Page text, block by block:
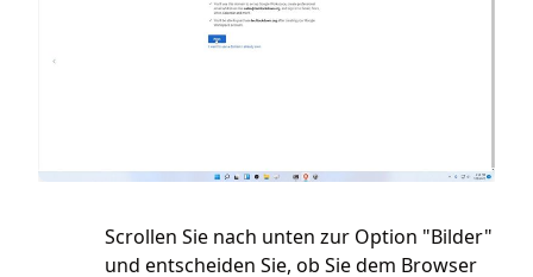
Scrollen Sie nach unten zur Option "Bilder"
und entscheiden Sie, ob Sie dem Browser